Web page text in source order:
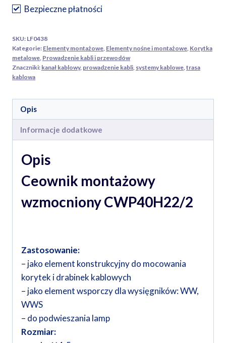
Bezpieczne płatności
SKU: LF0438
Kategorie: Elementy montażowe, Elementy nośne i montażowe, Korytka
metalowe, Prowadzenie kabli i przewodów
Znaczniki: kanał kablowy, prowadzenie kabli, systemy kablowe, trasa
kablowa
Opis
Informacje dodatkowe
Opis
Ceownik montażowy
wzmocniony CWP40H22/2
Zastosowanie:
– jako element konstrukcyjny do mocowania
korytek i drabinek kablowych
– jako element wsporczy dla wysięgników: WW,
WWS
– do podwieszania lamp
Rozmiar: